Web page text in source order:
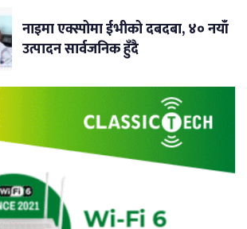
नाइमा एक्स्पोमा ईभीको दबदबा, ४० नयाँ
उत्पादन सार्वजनिक हुँदै